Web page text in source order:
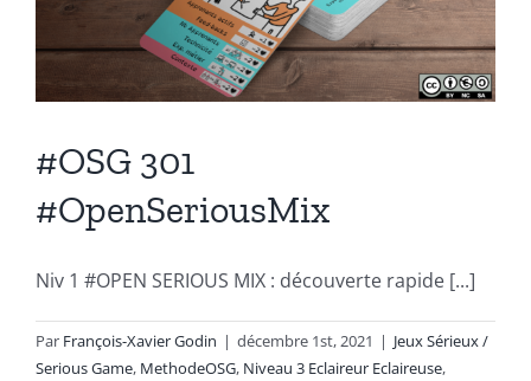
#OSG 301
#OpenSeriousMix
Niv 1 #OPEN SERIOUS MIX : découverte rapide [...]
Par François-Xavier Godin | décembre 1st, 2021 | Jeux Sérieux /
Serious Game, MethodeOSG, Niveau 3 Eclaireur Eclaireuse,